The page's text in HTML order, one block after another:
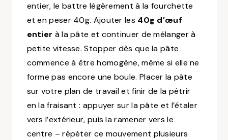
entier, le battre légèrement à la fourchette
et en peser 40g. Ajouter les 40g d’œuf
entier à la pâte et continuer de mélanger à
petite vitesse. Stopper dès que la pâte
commence à être homogène, même si elle ne
forme pas encore une boule. Placer la pâte
sur votre plan de travail et finir de la pétrir
en la fraisant : appuyer sur la pâte et l’étaler
vers l’extérieur, puis la ramener vers le
centre – répéter ce mouvement plusieurs